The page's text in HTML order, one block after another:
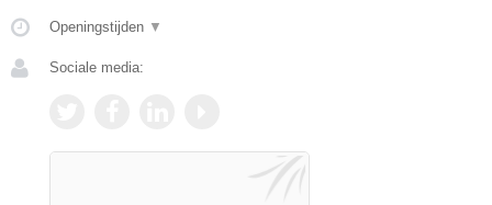
Openingstijden ▼
Sociale media: